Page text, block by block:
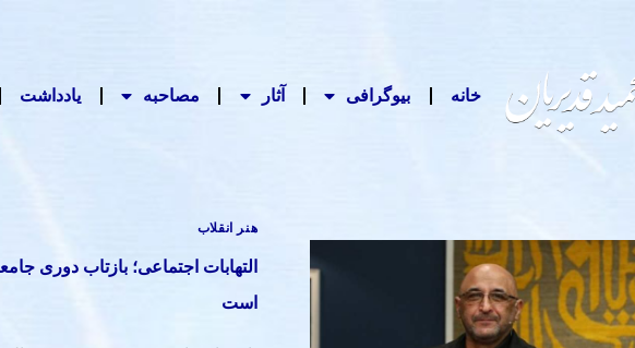
خانه بیوگرافی آثار مصاحبه‌ یادداشت‌
هنر انقلاب
التهابات اجتماعی؛ بازتاب دوری
است